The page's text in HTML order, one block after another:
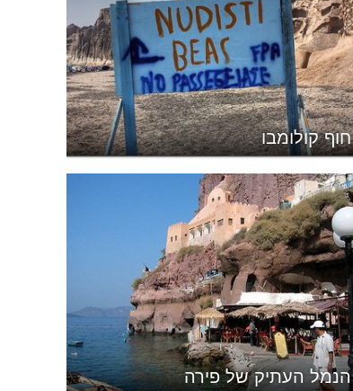
חוף קולומבו
הנמל העתיק של פירה